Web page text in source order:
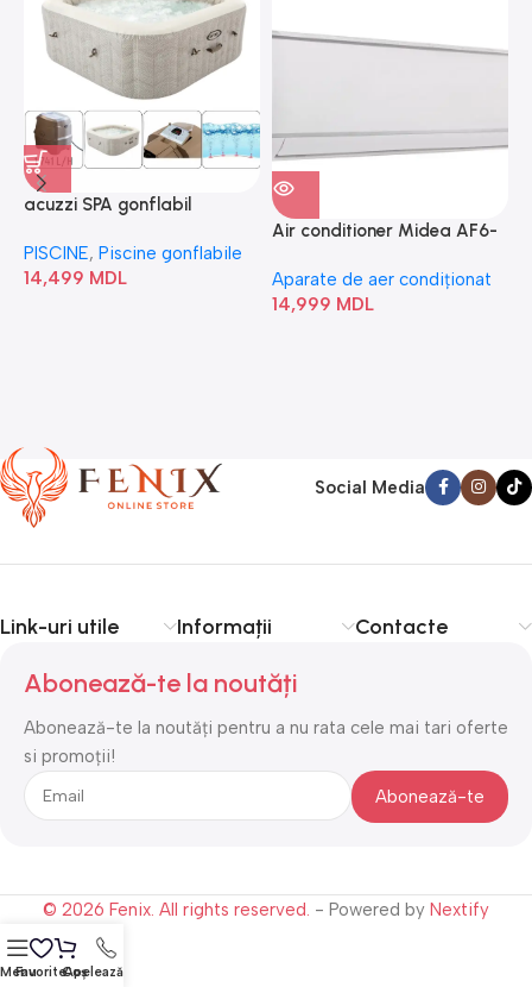
acuzzi SPA gonflabil
Bubble” 28446
PISCINE, Piscine gonflabile
14,499 MDL
Air conditioner Midea AF6-
Aparate de aer condiționat
14,999 MDL
Social Media
Link-uri utile Informații Contacte
Abonează-te la noutăți
Abonează-te la noutăți pentru a nu rata cele mai tari oferte
si promoții!
© 2026 Fenix. All rights reserved. - Powered by Nextify
MenuFavoriteCoș
Apelează-ne